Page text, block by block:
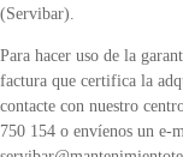
(Servibar).
Para hacer uso de la
factura que certifica la
contacte con nuestro
750 154 o envíenos un e-